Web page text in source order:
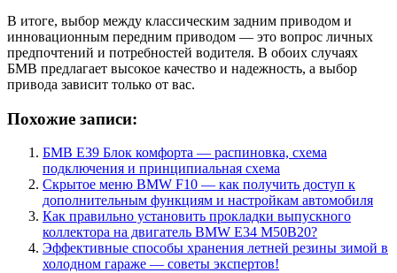
В итоге, выбор между классическим задним приводом и
инновационным передним приводом — это вопрос личных
предпочтений и потребностей водителя. В обоих случаях
БМВ предлагает высокое качество и надежность, а выбор
привода зависит только от вас.
Похожие записи:
БМВ Е39 Блок комфорта — распиновка, схема
подключения и принципиальная схема
Скрытое меню BMW F10 — как получить доступ к
дополнительным функциям и настройкам автомобиля
Как правильно установить прокладки выпускного
коллектора на двигатель BMW E34 M50B20?
Эффективные способы хранения летней резины зимой в
холодном гараже — советы экспертов!